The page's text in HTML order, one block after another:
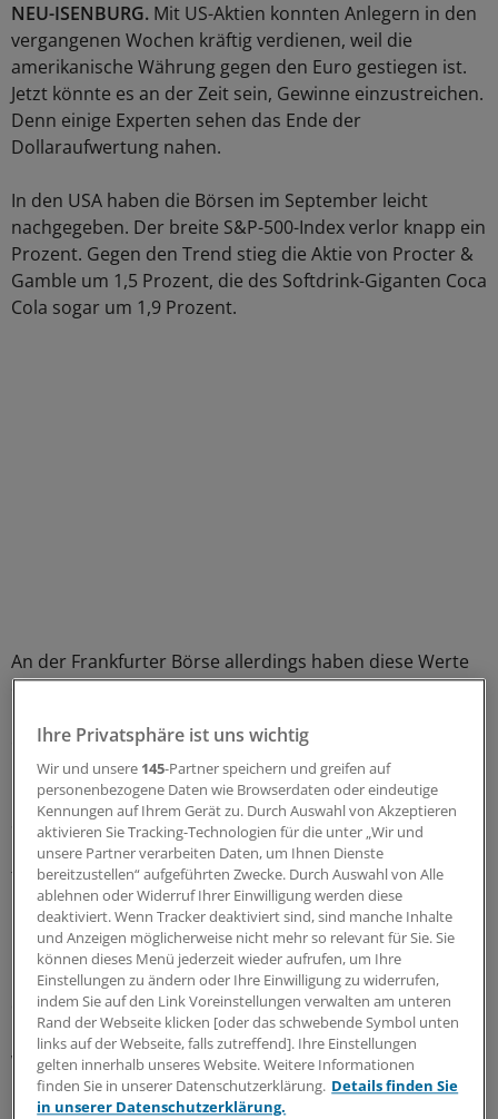
NEU-ISENBURG. Mit US-Aktien konnten Anlegern in den
vergangenen Wochen kräftig verdienen, weil die
amerikanische Währung gegen den Euro gestiegen ist.
Jetzt könnte es an der Zeit sein, Gewinne einzustreichen.
Denn einige Experten sehen das Ende der
Dollaraufwertung nahen.
In den USA haben die Börsen im September leicht
nachgegeben. Der breite S&P-500-Index verlor knapp ein
Prozent. Gegen den Trend stieg die Aktie von Procter &
Gamble um 1,5 Prozent, die des Softdrink-Giganten Coca
Cola sogar um 1,9 Prozent.
An der Frankfurter Börse allerdings haben diese Werte
deutlich stärker zugelegt. In Euro gerechnet verbuchten
ein Plus von 5,9 Prozent, Coca-Cola-Eigner von sechs
Prozent.
Seit Anfang August können sich deutsche Aktionäre
beider Werte sogar über einen Kursanstieg von jeweils
fast 15 Prozent freuen.
Geht Mario Draghis Strategie auf?
Der Grund dafür: Europas Gemeinschaftswährung ist in
dieser Zeit kräftig gegen die US-Währung gefallen.
Kostete ein Euro Anfang August noch 1,343 Dollar,
waren es Ende vergangenen Monats nur noch 1,26
Dollar.
Ihre Privatsphäre ist uns wichtig
Wir und unsere 145-Partner speichern und greifen auf
personenbezogene Daten wie Browserdaten oder eindeutige
Kennungen auf Ihrem Gerät zu. Durch Auswahl von Akzeptieren
aktivieren Sie Tracking-Technologien für die unter „Wir und
unsere Partner verarbeiten Daten, um Ihnen Dienste
bereitzustellen“ aufgeführten Zwecke. Durch Auswahl von Alle
ablehnen oder Widerruf Ihrer Einwilligung werden diese
deaktiviert. Wenn Tracker deaktiviert sind, sind manche Inhalte
und Anzeigen möglicherweise nicht mehr so relevant für Sie. Sie
können dieses Menü jederzeit wieder aufrufen, um Ihre
Einstellungen zu ändern oder Ihre Einwilligung zu widerrufen,
indem Sie auf den Link Voreinstellungen verwalten am unteren
Rand der Webseite klicken [oder das schwebende Symbol unten
links auf der Webseite, falls zutreffend]. Ihre Einstellungen
gelten innerhalb unseres Website. Weitere Informationen
finden Sie in unserer Datenschutzerklärung. Details finden Sie
in unserer Datenschutzerklärung.